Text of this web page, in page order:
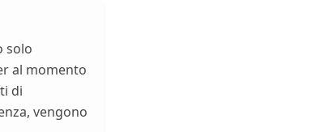
solo
al momento
di
vengono